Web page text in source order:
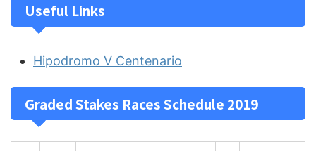
Useful Links
Hipodromo V Centenario
Graded Stakes Races Schedule 2019